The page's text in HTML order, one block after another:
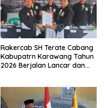
Rakercab SH Terate Cabang
Kabupatrn Karawang Tahun
2026 Berjalan Lancar dan